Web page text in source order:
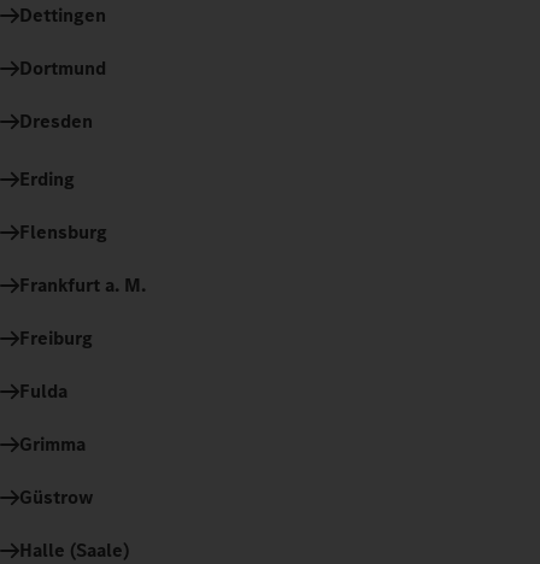
Dettingen
Dortmund
Dresden
Erding
Flensburg
Frankfurt a. M.
Freiburg
Fulda
Grimma
Güstrow
Halle (Saale)